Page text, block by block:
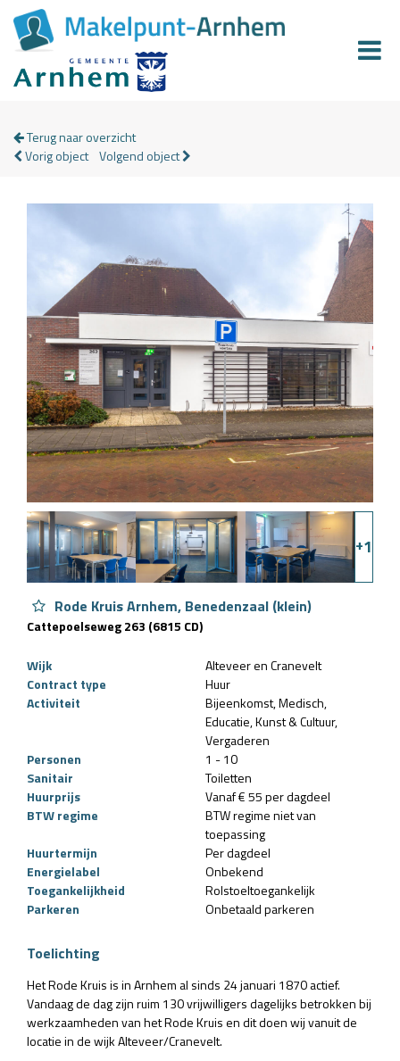
Terug naar overzicht
Vorig object Volgend object
+1
Rode Kruis Arnhem, Benedenzaal (klein)
Cattepoelseweg 263 (6815 CD)
Wijk
Alteveer en Cranevelt
Contract type
Huur
Activiteit
Bijeenkomst Medisch
Educatie Kunst & Cultuur
Vergaderen
Personen
1 - 10
Sanitair
Toiletten
Huurprijs
Vanaf € 55 per dagdeel
BTW regime
BTW regime niet van
toepassing
Huurtermijn
Per dagdeel
Energielabel
Onbekend
Toegankelijkheid
Rolstoeltoegankelijk
Parkeren
Onbetaald parkeren
Toelichting
Het Rode Kruis is in Arnhem al sinds 24 januari 1870 actief.
Vandaag de dag zijn ruim 130 vrijwilligers ​dagelijks ​betrokken bij
werkzaamheden van het Rode Kruis en dit doen wij vanuit de
locatie in de wijk Alteveer/Cranevelt.